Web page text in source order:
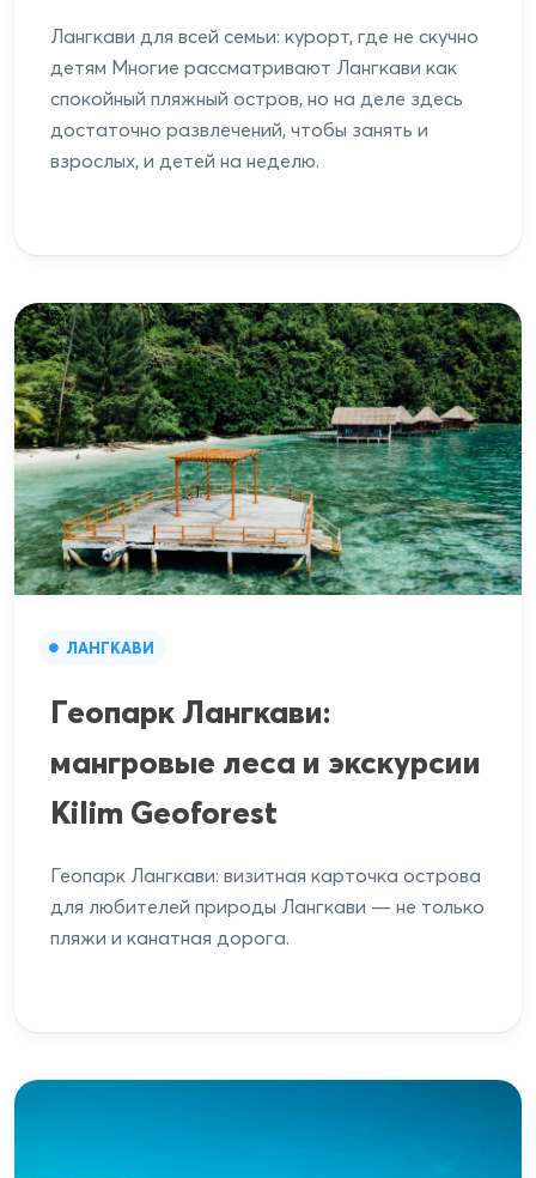
Лангкави для всей семьи: курорт, где не скучно
детям Многие рассматривают Лангкави как
спокойный пляжный остров, но на деле здесь
достаточно развлечений, чтобы занять и
взрослых, и детей на неделю.
ЛАНГКАВИ
Геопарк Лангкави:
мангровые леса и экскурсии
Kilim Geoforest
Геопарк Лангкави: визитная карточка острова
для любителей природы Лангкави — не только
пляжи и канатная дорога.